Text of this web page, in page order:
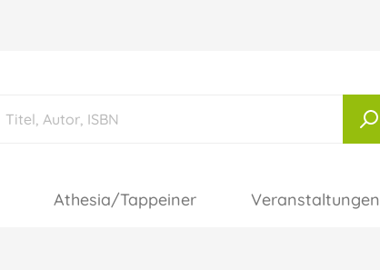
Athesia/Tappeiner Veranstaltungen